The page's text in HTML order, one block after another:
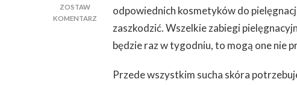
ZOSTAW
KOMENTARZ
PODSTAWOWE
ZASADY
PODCZAS
SKÓRY
odpowiednich kosmetyków do
zaszkodzić. Wszelkie zabiegi
będzie raz w tygodniu, to mogą one nie
Przede wszystkim sucha skóra